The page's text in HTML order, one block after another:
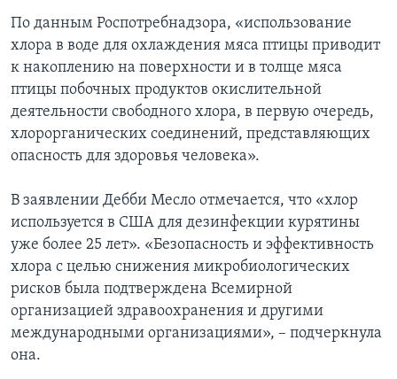
По данным Роспотребнадзора, «использование
хлора в воде для охлаждения мяса птицы приводит
к накоплению на поверхности и в толще мяса
птицы побочных продуктов окислительной
деятельности свободного хлора, в первую очередь,
хлорорганических соединений, представляющих
опасность для здоровья человека».
В заявлении Дебби Месло отмечается, что «хлор
используется в США для дезинфекции курятины
уже более 25 лет». «Безопасность и эффективность
хлора с целью снижения микробиологических
рисков была подтверждена Всемирной
организацией здравоохранения и другими
международными организациями», – подчеркнула
она.